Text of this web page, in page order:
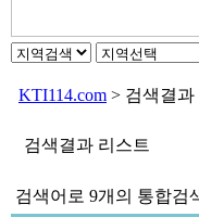
KTI114.com > 검색결과
검색결과 리스트
검색어로 9개 의 통합검